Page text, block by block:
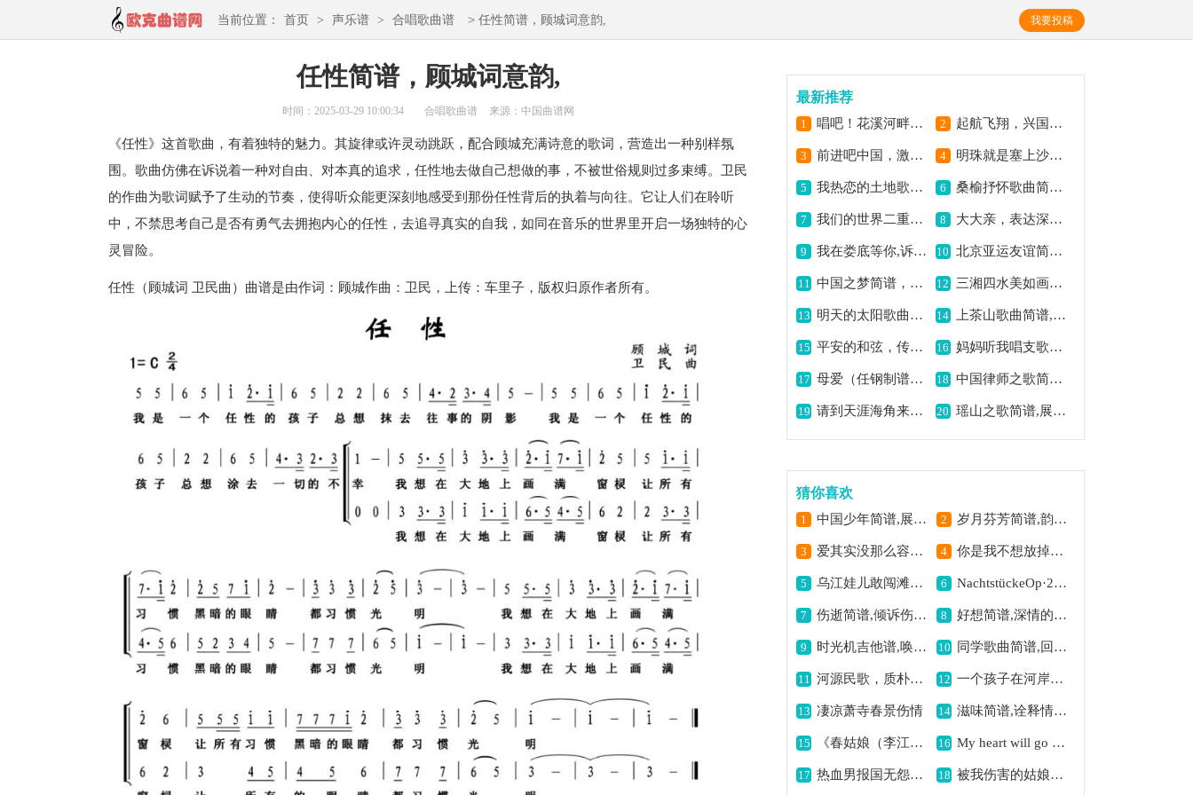
当前位置： 首页 > 声乐谱 > 合唱歌曲谱 > 任性简谱，顾城词意韵, 我要投稿
任性简谱，顾城词意韵,
时间：2025-03-29 10:00:34 合唱歌曲谱 来源：中国曲谱网
《任性》这首歌曲，有着独特的魅力。其旋律或许灵动跳跃，配合顾城充满诗意的歌词，营造出一种别样氛
围。歌曲仿佛在诉说着一种对自由、对本真的追求，任性地去做自己想做的事，不被世俗规则过多束缚。卫民
的作曲为歌词赋予了生动的节奏，使得听众能更深刻地感受到那份任性背后的执着与向往。它让人们在聆听
中，不禁思考自己是否有勇气去拥抱内心的任性，去追寻真实的自我，如同在音乐的世界里开启一场独特的心
灵冒险。
任性（顾城词 卫民曲）曲谱是由作词：顾城作曲：卫民，上传：车里子，版权归原作者所有。
最新推荐
1 唱吧！花溪河畔的百灵鸟简谱,展现灵动之美 2 起航飞翔，兴国教师校歌简谱,展现教育奋进志
3 前进吧中国，激昂奋进曲, 4 明珠就是塞上沙湖简谱,展现宁夏好风光
5 我热恋的土地歌曲简谱,唱出对土地深情 6 桑榆抒怀歌曲简谱,展现晚年别样情怀
7 我们的世界二重唱简谱,展现别样音乐意境 8 大大亲，表达深厚情谊,
9 我在娄底等你,诉说深情牵挂, 10 北京亚运友谊简谱,展现深厚情谊
11 中国之梦简谱，展现家国情怀, 12 三湘四水美如画简谱,描绘湖南美景
13 明天的太阳歌曲简谱,展现希望与憧憬 14 上茶山歌曲简谱,领略茶山风情
15 平安的和弦，传递温暖力量, 16 妈妈听我唱支歌简谱,唱出子女的深情
17 母爱（任钢制谱）简谱,歌颂伟大的母爱 18 中国律师之歌简谱,展现律师风采
19 请到天涯海角来简谱,领略海滨风光之美 20 瑶山之歌简谱,展现瑶山独特风情
猜你喜欢
1 中国少年简谱,展现少年风采 2 岁月芬芳简谱,韵味悠扬动人
3 爱其实没那么容易简谱,唱出爱之不易 4 你是我不想放掉的快乐,唱出不舍的情感
5 乌江娃儿敢闯滩简谱,展现无畏闯滩精神 6 NachtstückeOp·28（4首夜曲·3）钢琴谱,静谧夜曲的演绎
7 伤逝简谱,倾诉伤情之意 8 好想简谱,深情的片尾歌曲
9 时光机吉他谱,唤起青春回忆 10 同学歌曲简谱,回忆同窗情谊
11 河源民歌，质朴悠扬 12 一个孩子在河岸上奔跑简谱,展现纯真奔跑姿态
13 凄凉萧寺春景伤情 14 滋味简谱,诠释情感韵味
15 《春姑娘（李江树词 浅洋曲）》歌曲简谱,描绘春天美好景象 16 My heart will go on简谱,凄美爱情主题曲
17 热血男报国无怨歌曲简谱,展现爱国豪情 18 被我伤害的姑娘简谱,唱出愧疚深情